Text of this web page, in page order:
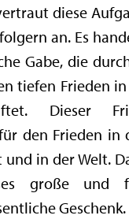
diese
an. Es
Gabe, die
tiefen Frieden
Dieser
den Frieden in
und in der Welt.
große und
Geschenk.